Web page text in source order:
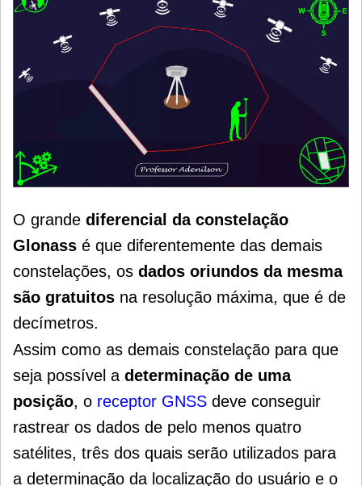
O grande diferencial da constelação
Glonass é que diferentemente das demais
constelações, os dados oriundos da mesma
são gratuitos na resolução máxima, que é de
decímetros.
Assim como as demais constelação para que
seja possível a determinação de uma
posição, o receptor GNSS deve conseguir
rastrear os dados de pelo menos quatro
satélites, três dos quais serão utilizados para
a determinação da localização do usuário e o